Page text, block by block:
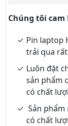
Chúng tôi cam
Pin laptop
trải qua
Luôn đặt
sản phẩm
có chất
Sản
có chất